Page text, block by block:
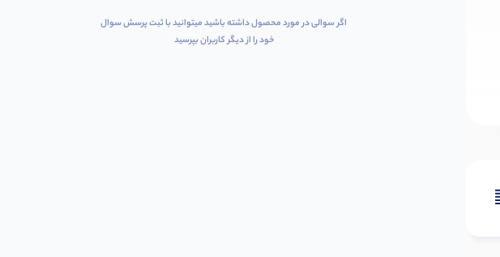
اگر سوالی در مورد محصول داشته باشید میتوانید با ثبت پرسش سوال
خود را از دیگر کاربران بپرسید